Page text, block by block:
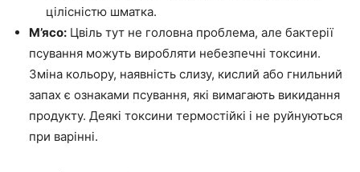
цілісністю шматка.
М’ясо: Цвіль тут не головна проблема, але бактерії
псування можуть виробляти небезпечні токсини.
Зміна кольору, наявність слизу, кислий або гнильний
запах є ознаками псування, які вимагають викидання
продукту. Деякі токсини термостійкі і не руйнуються
при варінні.